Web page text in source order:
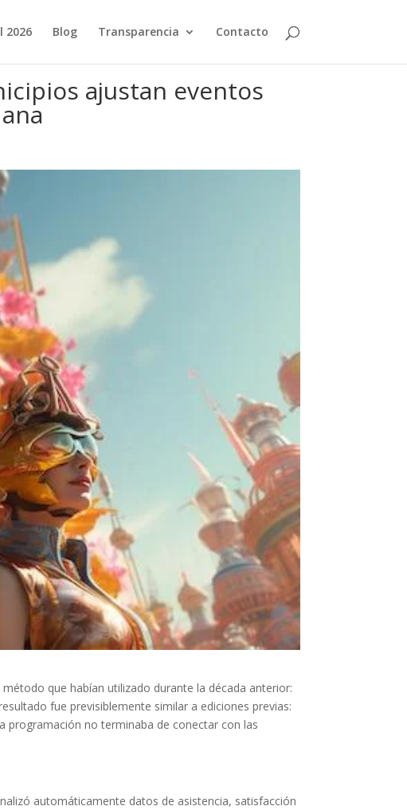
2026 Blog Transparencia Contacto
ajustan eventos
que habían utilizado durante la década anterior:
fue previsiblemente similar a ediciones previas:
programación no terminaba de conectar con las
automáticamente datos de asistencia, satisfacción